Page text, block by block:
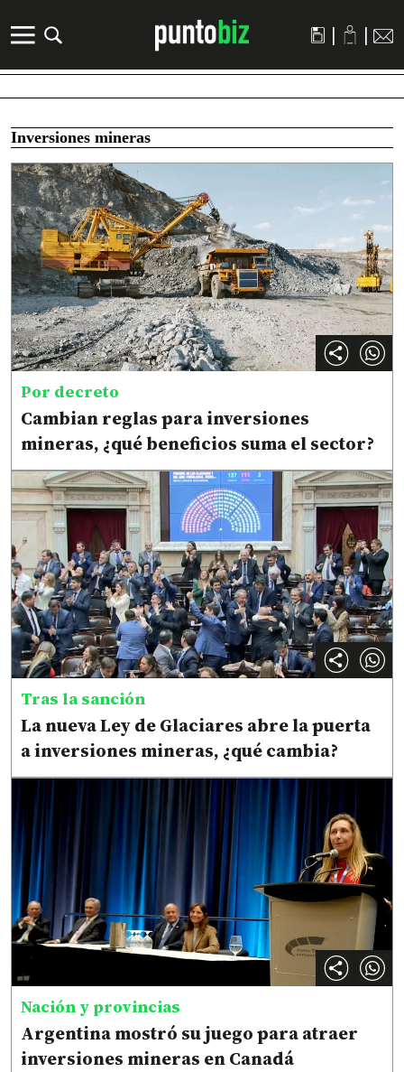
| |
Inversiones mineras
Por decreto
Cambian reglas para inversiones
mineras, ¿qué beneficios suma el sector?
Tras la sanción
La nueva Ley de Glaciares abre la puerta
a inversiones mineras, ¿qué cambia?
Nación y provincias
Argentina mostró su juego para atraer
inversiones mineras en Canadá